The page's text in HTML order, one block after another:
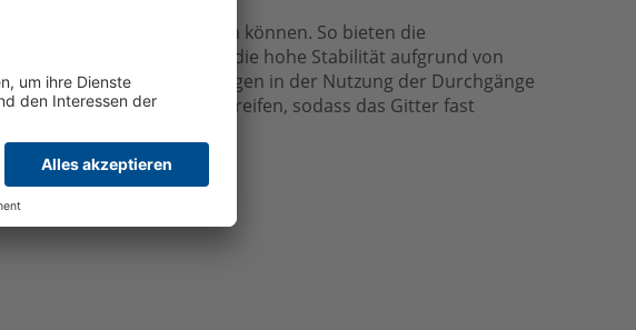
Zustand verriegelt werden können. So bieten die
Türelementen. Durch die hohe Stabilität aufgrund von
ohne Einschränkungen in der Nutzung der Durchgänge
„Scheren“ ineinander greifen, sodass das Gitter fast
auffällt.